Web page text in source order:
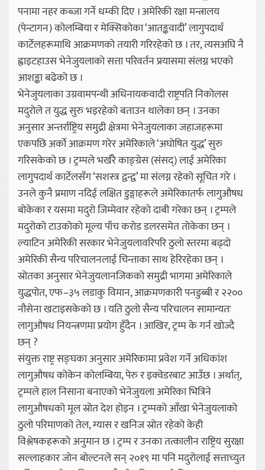
पनामा नहर कब्जा गर्ने धम्की दिए । अमेरिकी रक्षा मन्त्रालय
(पेन्टागन) कोलम्बिया र मेक्सिकोका ‘आतङ्कवादी’ लागुपदार्थ
कार्टेलहरूमाथि आक्रमणको तयारी गरिरहेको छ । तर, त्यसअघि नै
ह्वाइटहाउस भेनेजुयलाको सत्ता परिवर्तन प्रयासमा संलग्न भएको
आशङ्का बढेको छ ।
भेनेजुयलाका उग्रवामपन्थी अधिनायकवादी राष्ट्रपति निकोलस
मदुरोले त युद्ध सुरु भइरहेको बताउन थालेका छन् । उनका
अनुसार अन्तर्राष्ट्रिय समुद्री क्षेत्रमा भेनेजुयलाका जहाजहरूमा
एकपछि अर्को आक्रमण गरेर अमेरिकाले ‘अघोषित युद्ध’ सुरु
गरिसकेको छ । ट्रम्पले भर्खरै काङ्ग्रेस (संसद्) लाई अमेरिका
लागुपदार्थ कार्टेलसँग ‘सशस्त्र द्वन्द्व’ मा संलग्न रहेको सूचित गरे ।
उनले कुनै प्रमाण नदिई लक्षित डुङ्गाहरूले अमेरिकातर्फ लागुऔषध
बोकेका र यसमा मदुरो जिम्मेवार रहेको दाबी गरेका छन् । ट्रम्पले
मदुरोको टाउकोको मूल्य पाँच करोड डलरसमेत तोकेका छन् ।
ल्याटिन अमेरिकी सरकार भेनेजुयलावरिपरि ठुलो स्तरमा बढ्दो
अमेरिकी सैन्य परिचालनलाई चिन्ताका साथ हेरिरहेका छन् ।
स्रोतका अनुसार भेनेजुयलानजिकको समुद्री भागमा अमेरिकाले
युद्धपोत, एफ–३५ लडाकु विमान, आक्रमणकारी पनडुब्बी र २२००
नौसेना खटाइसकेको छ । यति ठुलो सैन्य परिचालन सामान्यतः
लागुऔषध नियन्त्रणमा प्रयोग हुँदैन । आखिर, ट्रम्प के गर्न खोज्दै
छन् ?
संयुक्त राष्ट्र सङ्घका अनुसार अमेरिकामा प्रवेश गर्ने अधिकांश
लागुऔषध कोकेन कोलम्बिया, पेरु र इक्वेडरबाट आउँछ । अर्थात्,
ट्रम्पले हाल निसाना बनाएको भेनेजुयला अमेरिका भित्रिने
लागुऔषधको मूल स्रोत देश होइन । ट्रम्पको आँखा भेनेजुयलाको
ठुलो परिमाणको तेल, ग्यास र खनिज स्रोत रहेको केही
विश्लेषकहरूको अनुमान छ । ट्रम्प र उनका तत्कालीन राष्ट्रिय सुरक्षा
सल्लाहकार जोन बोल्टनले सन् २०१९ मा पनि मदुरोलाई सत्ताच्युत